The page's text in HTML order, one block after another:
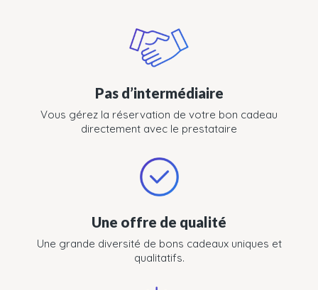
Pas d’intermédiaire
Vous gérez la réservation de votre bon cadeau
directement avec le prestataire
Une offre de qualité
Une grande diversité de bons cadeaux uniques et
qualitatifs.